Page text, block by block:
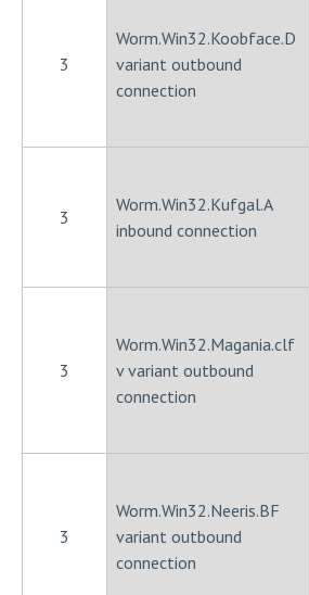
3
Worm.Win32.Koobface.D
variant outbound
connection
3
Worm.Win32.Kufgal.A
inbound connection
3
Worm.Win32.Magania.clf
v variant outbound
connection
3
Worm.Win32.Neeris.BF
variant outbound
connection